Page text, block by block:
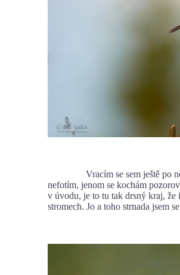
Vracím se sem ještě po
nefotím, jenom se kochám
v úvodu, je to tu tak drsný kraj, že
stromech. Jo a toho strnada jsem